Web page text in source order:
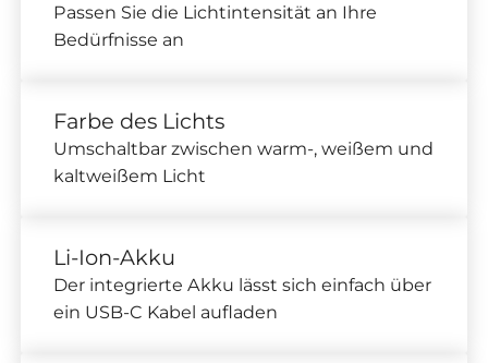
Passen Sie die Lichtintensität an Ihre
Bedürfnisse an
Farbe des Lichts
Umschaltbar zwischen warm-, weißem und
kaltweißem Licht
Li-Ion-Akku
Der integrierte Akku lässt sich einfach über
ein USB-C Kabel aufladen